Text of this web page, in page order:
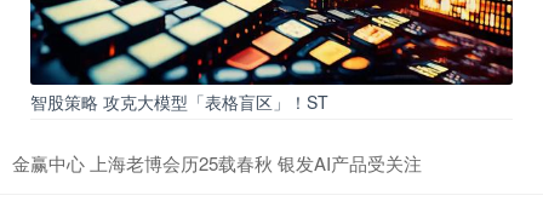
智股策略 攻克大模型「表格盲区」！ST
金赢中心 上海老博会历25载春秋 银发AI产品受关注